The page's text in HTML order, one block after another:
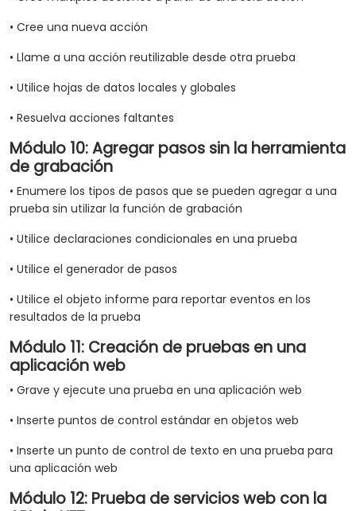
• Cree una nueva acción
• Llame a una acción reutilizable desde otra prueba
• Utilice hojas de datos locales y globales
• Resuelva acciones faltantes
Módulo 10: Agregar pasos sin la herramienta
de grabación
• Enumere los tipos de pasos que se pueden agregar a una
prueba sin utilizar la función de grabación
• Utilice declaraciones condicionales en una prueba
• Utilice el generador de pasos
• Utilice el objeto informe para reportar eventos en los
resultados de la prueba
Módulo 11: Creación de pruebas en una
aplicación web
• Grave y ejecute una prueba en una aplicación web
• Inserte puntos de control estándar en objetos web
• Inserte un punto de control de texto en una prueba para
una aplicación web
Módulo 12: Prueba de servicios web con la